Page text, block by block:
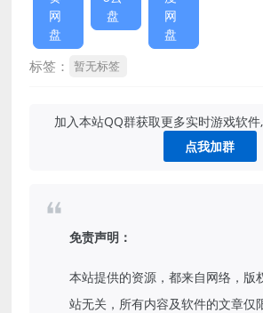
网
盘
盘
网
盘
标签： 暂无标签
加入本站QQ群获取更多实时游戏软件
点我加群
免责声明：
本站提供的资源，都来自网络，版
站无关，所有内容及软件的文章仅